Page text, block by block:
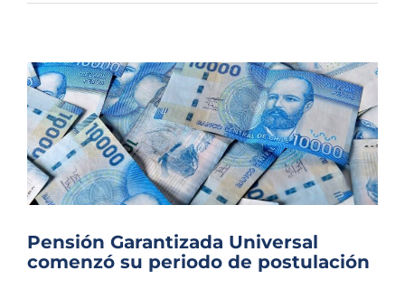
Pensión Garantizada Universal
comenzó su periodo de postulación